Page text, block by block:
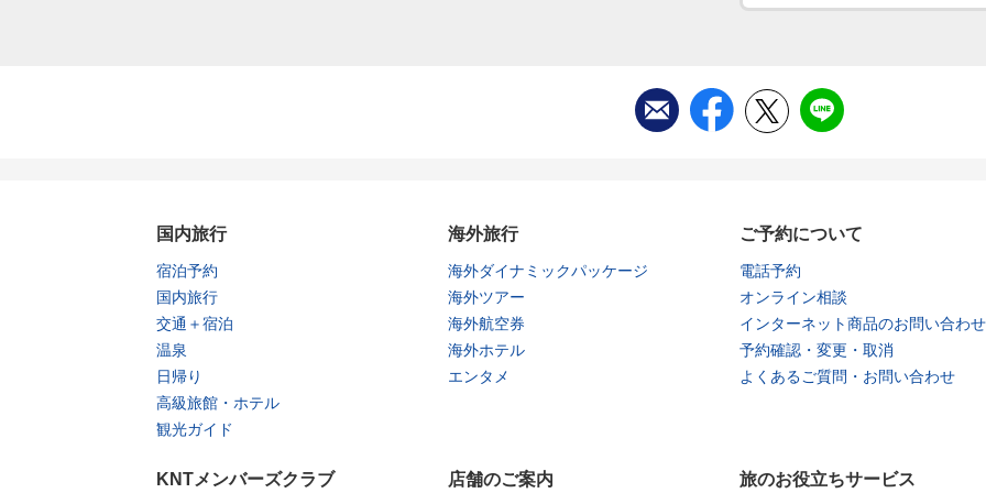
国内旅行
宿泊予約
国内旅行
交通＋宿泊
温泉
日帰り
高級旅館・ホテル
観光ガイド
海外旅行
海外ダイナミックパッケージ
海外ツアー
海外航空券
海外ホテル
エンタメ
ご予約について
電話予約
オンライン相談
インターネット商品のお問い合わせ
予約確認・変更・取消
よくあるご質問・お問い合わせ
KNTメンバーズクラブ 店舗のご案内 旅のお役立ちサービス